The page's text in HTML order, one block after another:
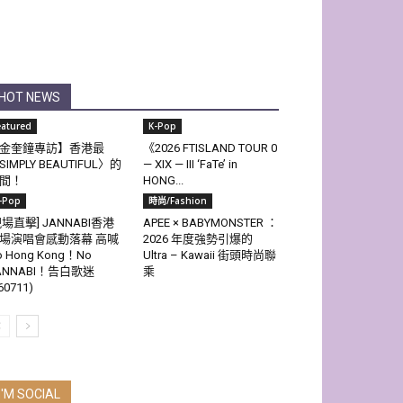
HOT NEWS
金奎鐘專訪】香港最
SIMPLY BEAUTIFUL〉的
！
K-Pop
《2026 FTISLAND TOUR 0
— XIX — III ‘FaTe’ in
HONG...
Pop
場直擊] JANNABI香港
演唱會感動落幕 高喊
Hong Kong！No
！告白歌迷
時尚/Fashion
APEE × BABYMONSTER ：
2026 年度強勢引爆的
Ultra – Kawaii 街頭時尚聯
乘
I'M SOCIAL